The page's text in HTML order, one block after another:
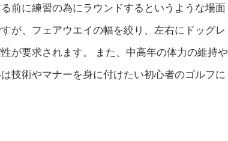
前に練習の為にラウンドするというような場面
が、フェアウエイの幅を絞り、左右にドッグレ
が要求されます。 また、中高年の体力の維持や
技術やマナーを身に付けたい初心者のゴルフに